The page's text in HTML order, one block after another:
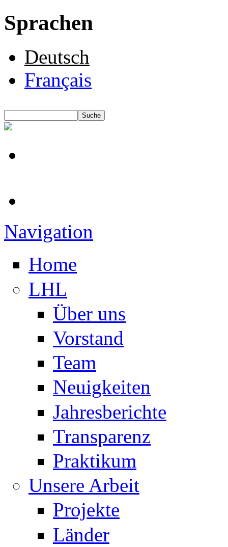
Sprachen
Deutsch
Français
Navigation
Home
LHL
Über uns
Vorstand
Team
Neuigkeiten
Jahresberichte
Transparenz
Praktikum
Unsere Arbeit
Projekte
Länder